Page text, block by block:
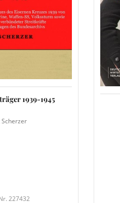
1939-1945
Scherzer
227432